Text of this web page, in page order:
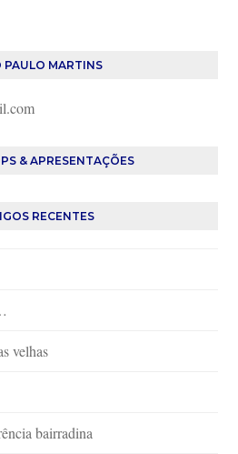
PAULO MARTINS
& APRESENTAÇÕES
RECENTES
velhas
bairradina